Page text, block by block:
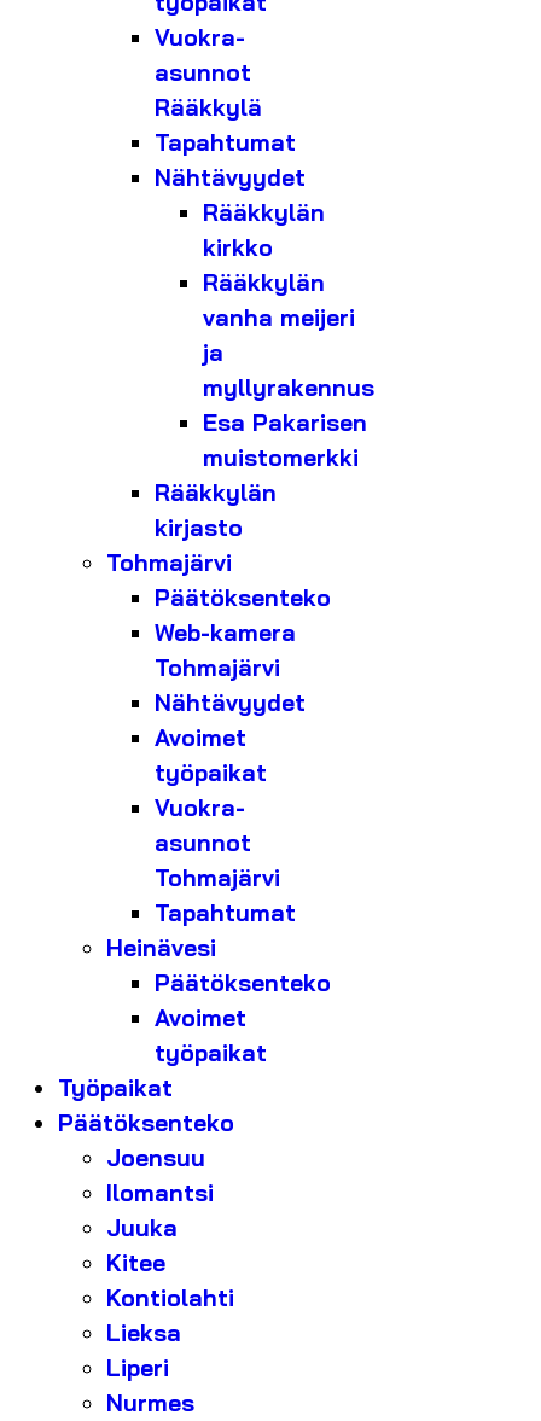
Vuokra-
asunnot
Rääkkylä
Tapahtumat
Nähtävyydet
Rääkkylän
kirkko
Rääkkylän
vanha meijeri
ja
myllyrakennus
Esa Pakarisen
muistomerkki
Rääkkylän
kirjasto
Tohmajärvi
Päätöksenteko
Web-kamera
Tohmajärvi
Nähtävyydet
Avoimet
työpaikat
Vuokra-
asunnot
Tohmajärvi
Tapahtumat
Heinävesi
Päätöksenteko
Avoimet
työpaikat
Työpaikat
Päätöksenteko
Joensuu
Ilomantsi
Juuka
Kitee
Kontiolahti
Lieksa
Liperi
Nurmes